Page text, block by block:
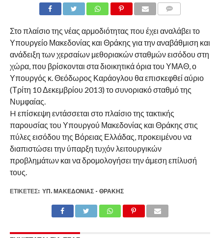
Στο πλαίσιο της νέας αρμοδιότητας που έχει αναλάβει το
Υπουργείο Μακεδονίας και Θράκης για την αναβάθμιση και
ανάδειξη των χερσαίων μεθοριακών σταθμών εισόδου στη
χώρα, που βρίσκονται στα διοικητικά όρια του ΥΜΑΘ, ο
Υπουργός κ. Θεόδωρος Καράογλου θα επισκεφθεί αύριο
(Τρίτη 10 Δεκεμβρίου 2013) το συνοριακό σταθμό της
Νυμφαίας.
H επίσκεψη εντάσσεται στο πλαίσιο της τακτικής
παρουσίας του Υπουργού Μακεδονίας και Θράκης στις
πύλες εισόδου της Βόρειας Ελλάδας, προκειμένου να
διαπιστώσει την ύπαρξη τυχόν λειτουργικών
προβλημάτων και να δρομολογήσει την άμεση επίλυσή
τους.
ΕΤΙΚΕΤΕΣ: ΥΠ. ΜΑΚΕΔΟΝΊΑΣ - ΘΡΆΚΗΣ